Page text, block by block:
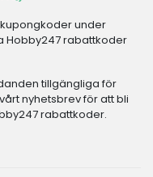
under
Hobby247 rabattkoder
tillgängliga för
nyhetsbrev för att bli
rabattkoder.